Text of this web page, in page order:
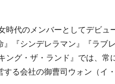
代のメンバーとしてデビュ
『シンデレラマン』『ラブ
ング・ザ・ランド』では、常
る会社の御曹司ウォン（イ